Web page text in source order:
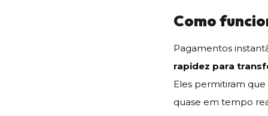
Como
Pagamentos
rapidez para
Eles permitiram
quase em tempo